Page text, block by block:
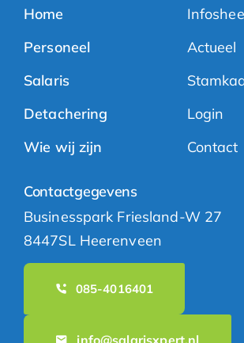
Home
Personeel
Salaris
Detachering
Wie wij zijn
Actueel
Login
Contact
Contactgegevens
Businesspark Friesland-W 27
8447SL Heerenveen
085-4016401
info@salarisxpert.nl